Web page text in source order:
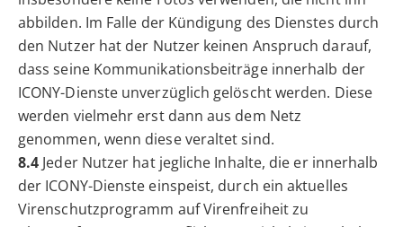
abbilden. Im Falle der Kündigung des Dienstes durch
den Nutzer hat der Nutzer keinen Anspruch darauf,
dass seine Kommunikationsbeiträge innerhalb der
ICONY-Dienste unverzüglich gelöscht werden. Diese
werden vielmehr erst dann aus dem Netz
genommen, wenn diese veraltet sind.
8.4 Jeder Nutzer hat jegliche Inhalte, die er innerhalb
der ICONY-Dienste einspeist, durch ein aktuelles
Virenschutzprogramm auf Virenfreiheit zu